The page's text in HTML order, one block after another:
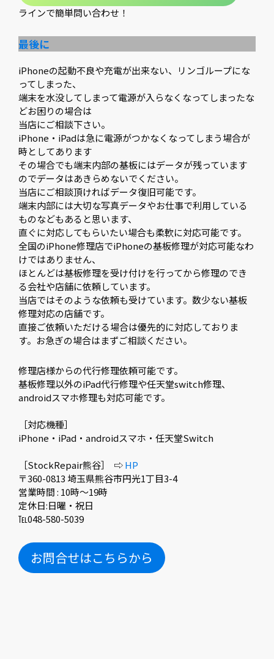
ラインで簡単問い合わせ！
最後に
iPhoneの起動不良や充電が出来ない、リンゴループにな
ってしまった、
端末を水没してしまって電源が入らなくなってしまったな
どお困りの場合は
当店にご相談下さい。
iPhone・iPadは急に電源がつかなくなってしまう場合が
時としてあります
その場合でも端末内部の基板にはデータが残っています
のでデータはあきらめないでください。
当店にご相談頂ければデータ復旧可能です。
端末内部には大切な写真データやお仕事で利用している
ものなどもあると思います、
直ぐに対応してもらいたい場合も柔軟に対応可能です。
全国のiPhone修理店でiPhoneの基板修理が対応可能なわ
けではありません、
ほとんどは基板修理を受け付けを行ってから修理のでき
る会社や店舗に依頼しています。
当店ではそのような依頼も受けています。数少ない基板
修理対応の店舗です。
直接ご依頼いただける場合は優先的に対応しておりま
す。お急ぎの場合はまずご相談ください。
修理店様からの代行修理依頼可能です。
基板修理以外のiPad代行修理や任天堂switch修理、
androidスマホ修理も対応可能です。
［対応機種］
iPhone・iPad・androidスマホ・任天堂Switch
［StockRepair熊谷］ ⇨HP
〒360-0813 埼玉県熊谷市円光1丁目3-4
営業時間 : 10時〜19時
定休日:日曜・祝日
℡048-580-5039
お問合せはこちらから